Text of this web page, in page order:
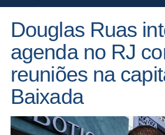
Douglas Ruas
agenda no RJ
reuniões na
Baixada